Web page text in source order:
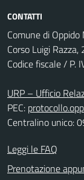
CONTATTI
Comune di
Corso Luigi Razza,
Codice fiscale / P.
URP – Ufficio
PEC:
Centralino unico:
Leggi le FAQ
Prenotazione